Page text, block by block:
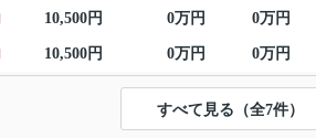
10,500円 0万円 0万円
10,500円 0万円 0万円
すべて見る（全7件）